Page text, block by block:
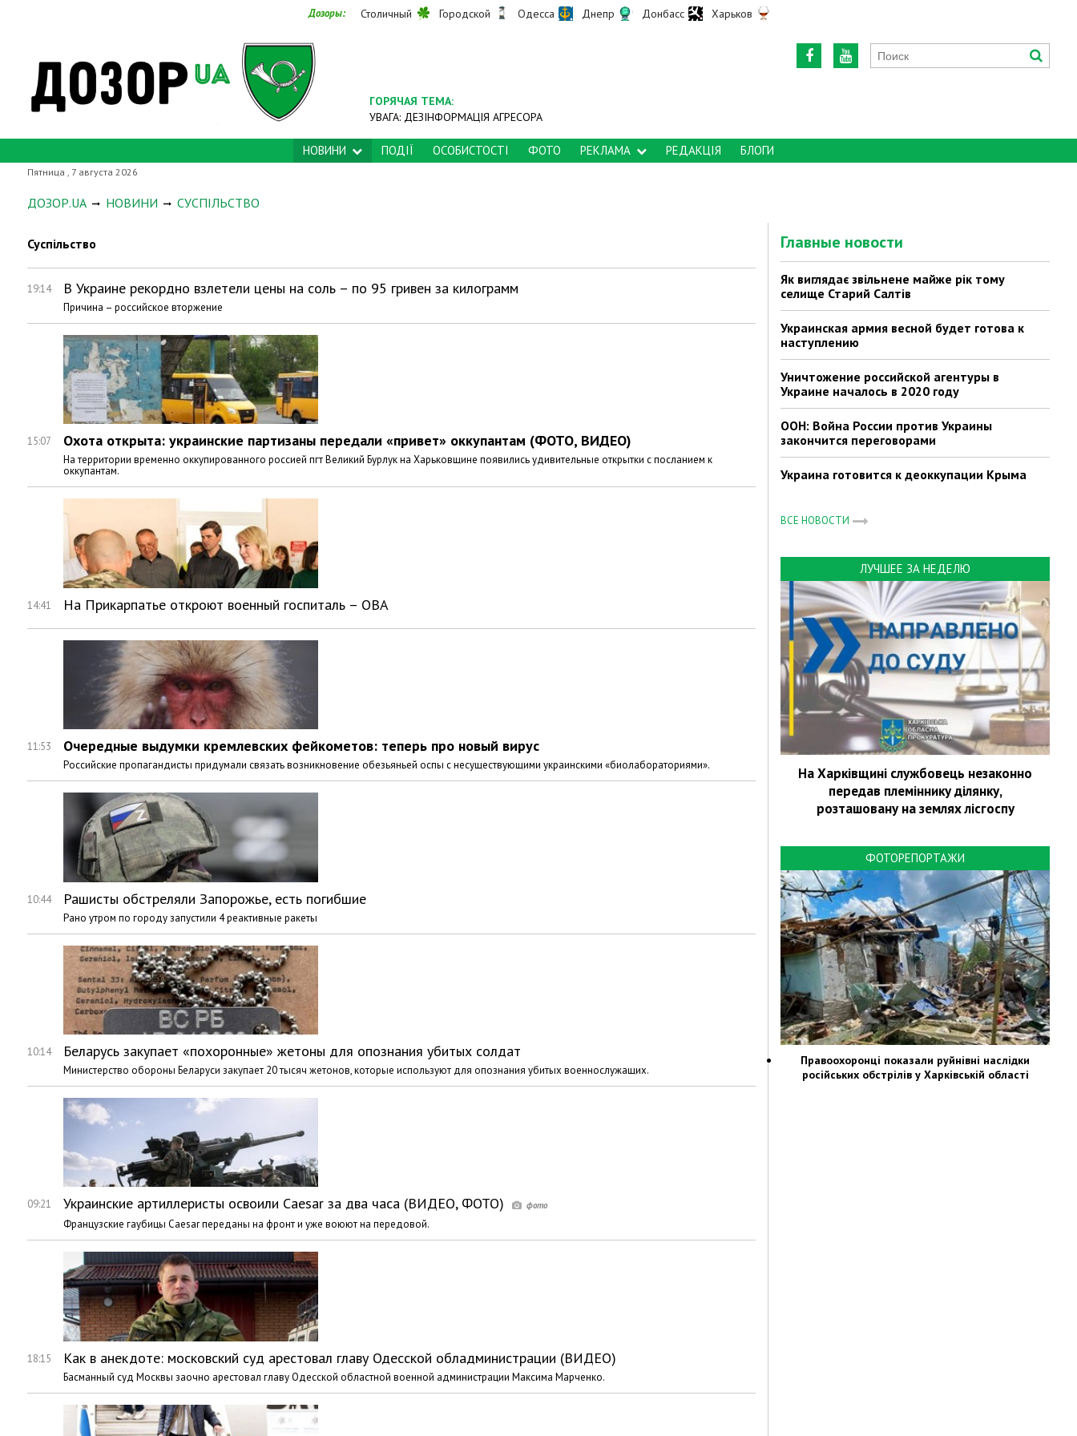
Дозоры: Столичный Городской Одесса Днепр Донбасс Харьков
ГОРЯЧАЯ ТЕМА:
УВАГА: ДЕЗІНФОРМАЦІЯ АГРЕСОРА
НОВИНИ ПОДІЇ ОСОБИСТОСТІ ФОТО РЕКЛАМА РЕДАКЦІЯ БЛОГИ
Пятница , 7 августа 2026
ДОЗОР.UA НОВИНИ СУСПІЛЬСТВО
Суспільство
19:14 В Украине рекордно взлетели цены на соль – по 95 гривен за килограмм
Причина – российское вторжение
15:07 Охота открыта: украинские партизаны передали «привет» оккупантам (ФОТО, ВИДЕО)
На территории временно оккупированного россией пгт Великий Бурлук на Харьковщине появились удивительные открытки с посланием к
оккупантам.
14:41 На Прикарпатье откроют военный госпиталь – ОВА
11:53 Очередные выдумки кремлевских фейкометов: теперь про новый вирус
Российские пропагандисты придумали связать возникновение обезьяньей оспы с несуществующими украинскими «биолабораториями».
10:44 Рашисты обстреляли Запорожье, есть погибшие
Рано утром по городу запустили 4 реактивные ракеты
10:14 Беларусь закупает «похоронные» жетоны для опознания убитых солдат
Министерство обороны Беларуси закупает 20 тысяч жетонов, которые используют для опознания убитых военнослужащих.
09:21 Украинские артиллеристы освоили Caesar за два часа (ВИДЕО, ФОТО)
Французские гаубицы Caesar переданы на фронт и уже воюют на передовой.
18:15 Как в анекдоте: московский суд арестовал главу Одесской обладминистрации (ВИДЕО)
Басманный суд Москвы заочно арестовал главу Одесской областной военной администрации Максима Марченко.
Главные новости
Як виглядає звільнене майже рік тому
селище Старий Салтів
Украинская армия весной будет готова к
наступлению
Уничтожение российской агентуры в
Украине началось в 2020 году
ООН: Война России против Украины
закончится переговорами
Украина готовится к деоккупации Крыма
ВСЕ НОВОСТИ
ЛУЧШЕЕ ЗА НЕДЕЛЮ
На Харківщині службовець незаконно
передав племіннику ділянку,
розташовану на землях лісгоспу
ФОТОРЕПОРТАЖИ
Правоохоронці показали руйнівні наслідки
російських обстрілів у Харківській області